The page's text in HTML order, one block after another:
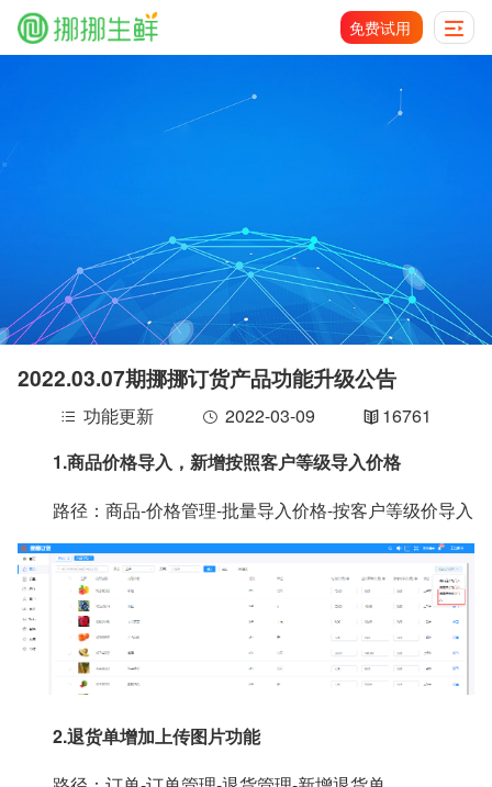
免费试用
2022.03.07期挪挪订货产品功能升级公告
功能更新 2022-03-09
16761
1.商品价格导入，新增按照客户等级导入价格
路径：商品-价格管理-批量导入价格-按客户等级价导入
2.退货单增加上传图片功能